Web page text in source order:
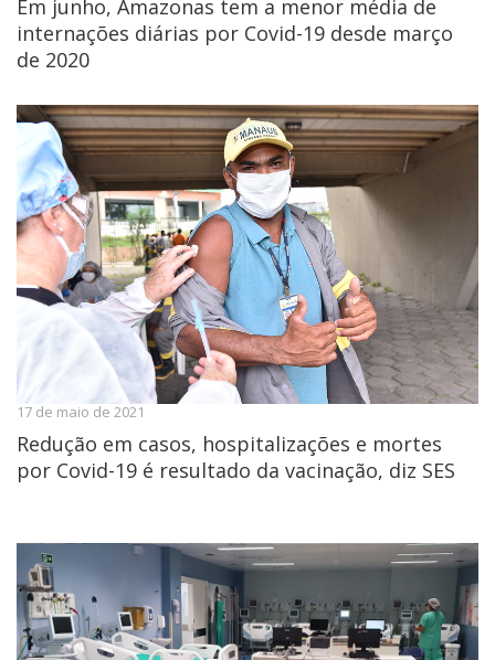
Em junho, Amazonas tem a menor média de
internações diárias por Covid-19 desde março
de 2020
17 de maio de 2021
Redução em casos, hospitalizações e mortes
por Covid-19 é resultado da vacinação, diz SES